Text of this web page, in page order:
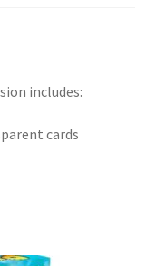
includes:
cards